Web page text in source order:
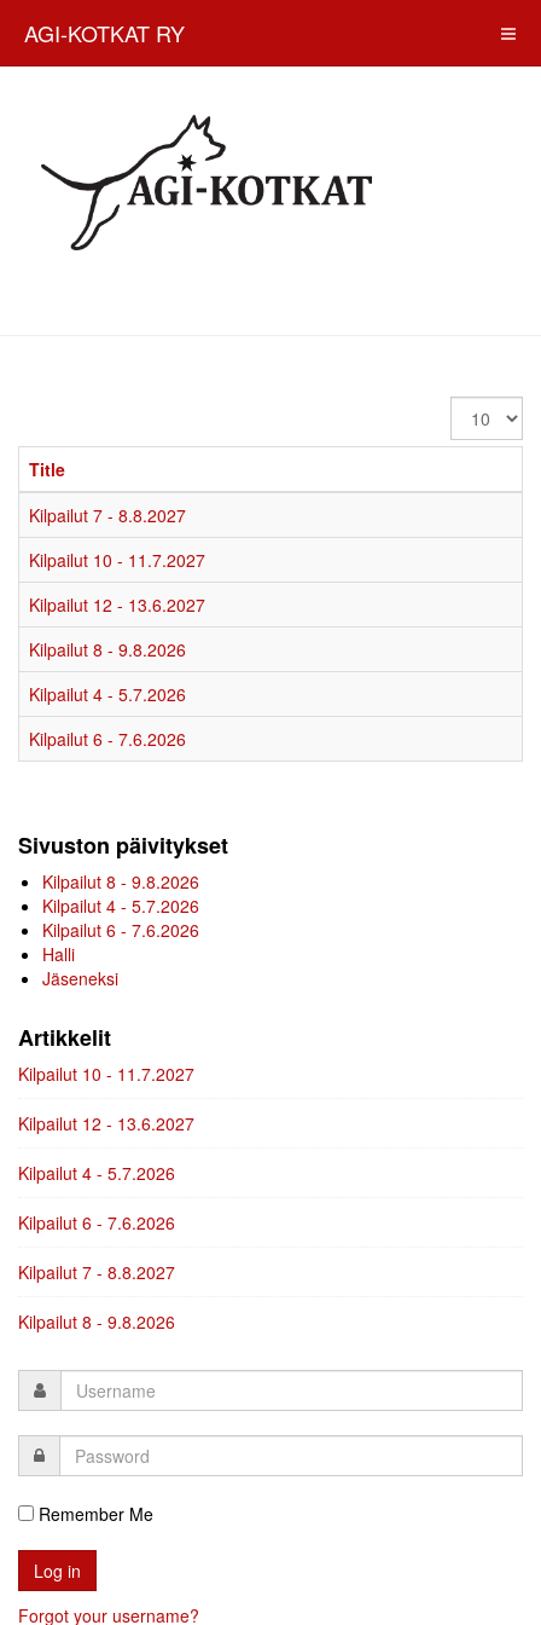
AGI-KOTKAT RY
Display
#
Title
Kilpailut 7 - 8.8.2027
Kilpailut 10 - 11.7.2027
Kilpailut 12 - 13.6.2027
Kilpailut 8 - 9.8.2026
Kilpailut 4 - 5.7.2026
Kilpailut 6 - 7.6.2026
Sivuston päivitykset
Kilpailut 8 - 9.8.2026
Kilpailut 4 - 5.7.2026
Kilpailut 6 - 7.6.2026
Halli
Jäseneksi
Artikkelit
Kilpailut 10 - 11.7.2027
Kilpailut 12 - 13.6.2027
Kilpailut 4 - 5.7.2026
Kilpailut 6 - 7.6.2026
Kilpailut 7 - 8.8.2027
Kilpailut 8 - 9.8.2026
Remember Me
Forgot your username?